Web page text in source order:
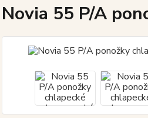
Novia 55 P/A